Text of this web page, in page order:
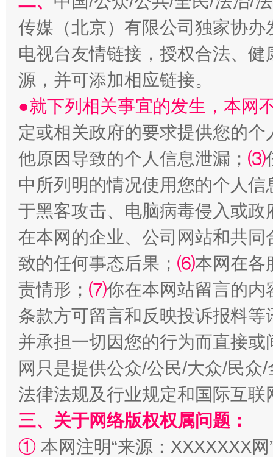
受贿1.44亿！段成刚被判无期 从幼
阿坝州三大球赛在茂县开幕 规模
传媒（北京）有限公司独家协
电视台友情链接，授权合法、
源，并可添加相应链接。
●就下列相关事宜的发生，本网
定或相关政府的要求提供您的个
他原因导致的个人信息泄漏； ⑶
中所列明的情况使用您的个人
于黑客攻击、电脑病毒侵入或
在本网的企业、公司网站和共
致的任何事态后果； ⑹本网在各
责情形； ⑺你在本网站留言的内
条款方可留言和反映投诉报料
并承担一切因您的行为而直接
网只是提供公众/公民/大众/民
法律法规及行业规定和国际互
三、关于网络版权权属问题：
① 本网注明“来源：XXXXXXX